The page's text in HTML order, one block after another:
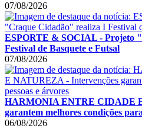
07/08/2026
ESPORTE & SOCIAL - Projeto
Festival de Basquete e Futsal
07/08/2026
HARMONIA ENTRE CIDADE
garantem melhores condições
06/08/2026